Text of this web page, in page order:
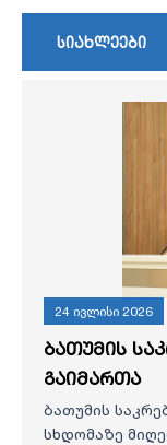
სიახლეები
24 ივლისი 2026
ბათუმის
გაიმართა
ბათუმის
სხდომაზე